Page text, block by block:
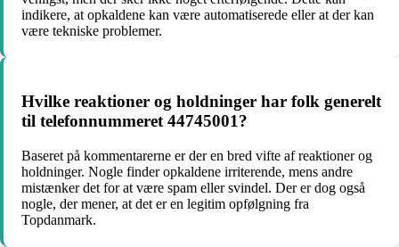
indikere, at opkaldene kan være automatiserede eller at der kan
være tekniske problemer.
Hvilke reaktioner og holdninger har folk generelt
til telefonnummeret 44745001?
Baseret på kommentarerne er der en bred vifte af reaktioner og
holdninger. Nogle finder opkaldene irriterende, mens andre
mistænker det for at være spam eller svindel. Der er dog også
nogle, der mener, at det er en legitim opfølgning fra
Topdanmark.